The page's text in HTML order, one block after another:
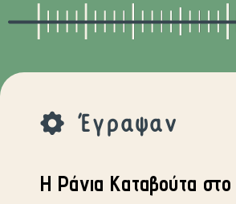
Έγραψαν
H Ράνια Καταβούτα